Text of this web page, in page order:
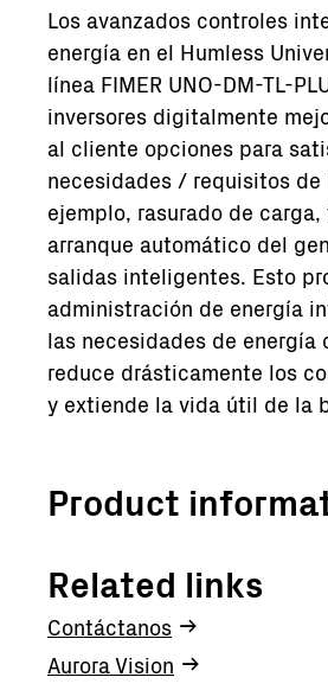
Los avanzados controles
energía en el Humless
línea FIMER UNO-DM-TL-
inversores digitalmente
al cliente opciones para
necesidades / requisitos de
ejemplo, rasurado de
arranque automático del
salidas inteligentes. Esto
administración de energía
las necesidades de energía
reduce drásticamente los
y extiende la vida útil de la
Product
Related links
Contáctanos
Aurora Vision